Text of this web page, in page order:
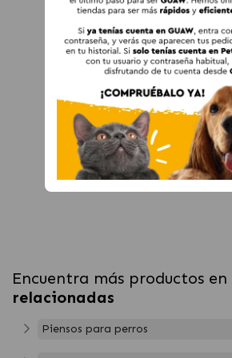
Encuentra más productos en
relacionadas
Piensos para perros